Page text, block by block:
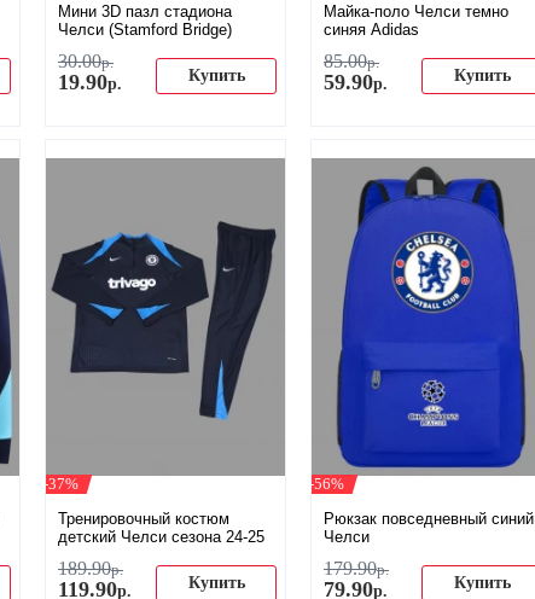
Мини 3D пазл стадиона
Челси (Stamford Bridge)
30.00р.
19.90р. Купить
Майка-поло Челси темно
синяя Adidas
85.00р.
59.90р. Купить
-37%
Тренировочный костюм
детский Челси сезона 24-25
189.90р.
119.90р. Купить
-56%
Рюкзак повседневный синий
Челси
179.90р.
79.90р. Купить